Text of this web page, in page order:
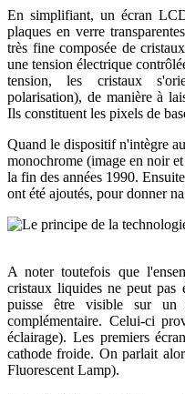
En simplifiant, un écran
plaques en verre
très fine composée de
une tension électrique
tension, les cristaux
polarisation), de manière à
Ils constituent les pixels de
Quand le dispositif n'intègre
monochrome (image en noir
la fin des années 1990.
ont été ajoutés, pour donner
A noter toutefois que
cristaux liquides ne peut pas
puisse être visible sur
complémentaire. Celui-ci
éclairage). Les premiers
cathode froide. On parlait
Fluorescent Lamp).